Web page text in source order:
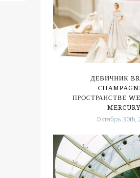
ДЕВИЧНИК
ПРОСТРАНСТВЕ
MERCURY
Октябрь 30th,